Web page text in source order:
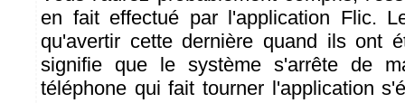
en fait effectué par l'application Flic.
qu'avertir cette dernière quand ils ont
signifie que le système s'arrête de
téléphone qui fait tourner l'application